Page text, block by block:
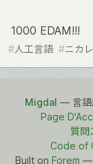
1000 EDAM!!!
#人工言語 #ニカ
Migdal — 言語
Page
質問
Code of
Built on Forem —